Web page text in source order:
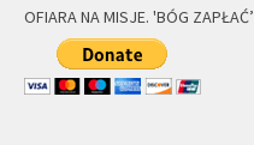
OFIARA NA MISJE. 'BÓG ZAPŁAĆ’